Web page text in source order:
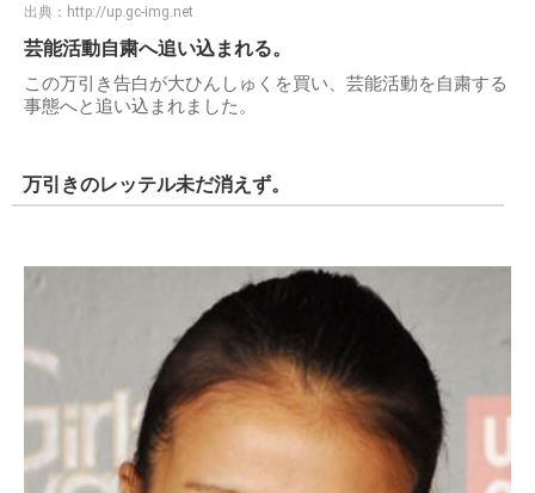
出典： http://up.gc-img.net
芸能活動自粛へ追い込まれる。
この万引き告白が大ひんしゅくを買い、芸能活動を自粛する
事態へと追い込まれました。
万引きのレッテル未だ消えず。